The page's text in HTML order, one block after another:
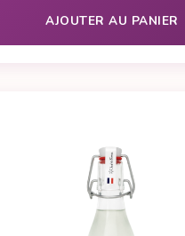
AJOUTER AU PANIER